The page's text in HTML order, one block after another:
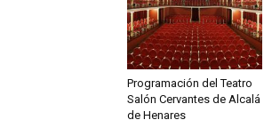
Programación del Teatro
Salón Cervantes de Alcalá
de Henares